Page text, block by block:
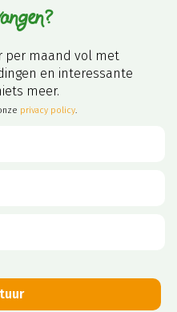
per maand vol met
en interessante
meer.
privacy policy.